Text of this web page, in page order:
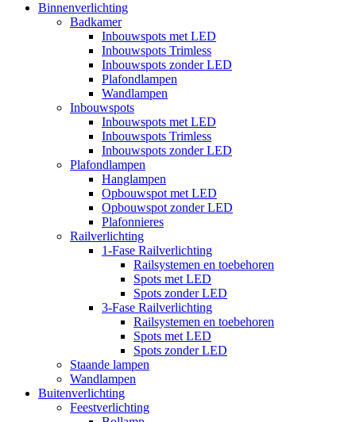
Binnenverlichting
Badkamer
Inbouwspots met LED
Inbouwspots Trimless
Inbouwspots zonder LED
Plafondlampen
Wandlampen
Inbouwspots
Inbouwspots met LED
Inbouwspots Trimless
Inbouwspots zonder LED
Plafondlampen
Hanglampen
Opbouwspot met LED
Opbouwspot zonder LED
Plafonnieres
Railverlichting
1-Fase Railverlichting
Railsystemen en toebehoren
Spots met LED
Spots zonder LED
3-Fase Railverlichting
Railsystemen en toebehoren
Spots met LED
Spots zonder LED
Staande lampen
Wandlampen
Buitenverlichting
Feestverlichting